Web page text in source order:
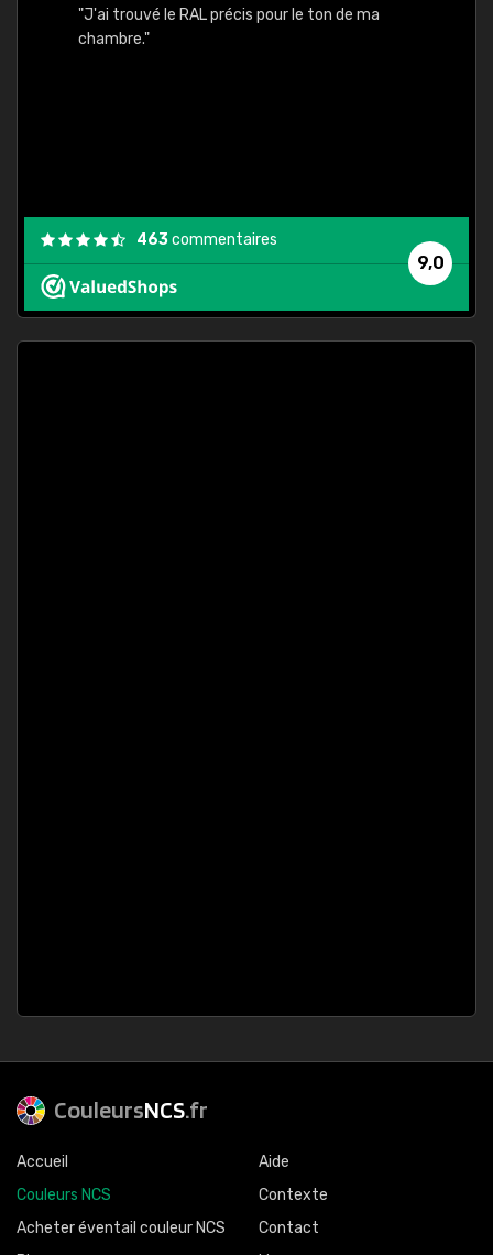
"J'ai trouvé le RAL précis pour le ton de ma
chambre."
9,0
463commentaires
CouleursNCS.fr
Accueil
Couleurs NCS
Acheter éventail couleur NCS
Aide
Contexte
Contact